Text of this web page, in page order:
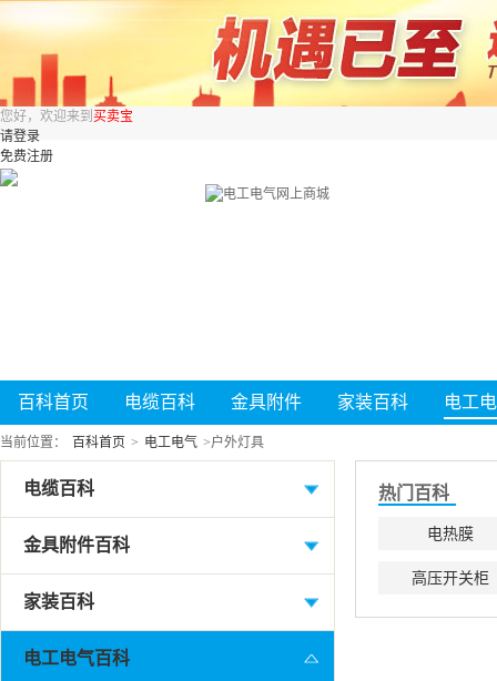
您好，欢迎来到 买卖宝
请登录
免费注册
百科首页 电缆百科 金具附件 家装百科 电工
当前位置： 百科首页 > 电工电气 >户外灯具
电缆百科
金具附件百科
家装百科
电工电气百科
热门百科
电热膜
高压开关柜